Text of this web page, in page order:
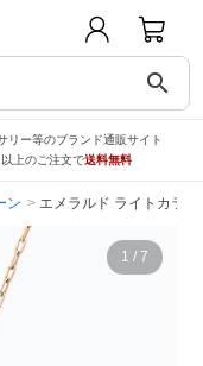
search
リー等のブランド通販サイト
上のご注文で送料無料
ン エメラルド ライトカラ
1 / 7